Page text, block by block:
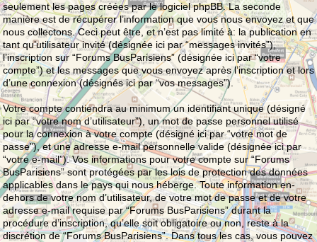
seulement les pages créées par le logiciel phpBB. La seconde
manière est de récupérer l’information que vous nous envoyez et que
nous collectons. Ceci peut être, et n’est pas limité à: la publication en
tant qu’utilisateur invité (désignée ici par “messages invités”),
l’inscription sur “Forums BusParisiens” (désignée ici par “votre
compte”) et les messages que vous envoyez après l’inscription et lors
d’une connexion (désignés ici par “vos messages”).
Votre compte contiendra au minimum un identifiant unique (désigné
ici par “votre nom d’utilisateur”), un mot de passe personnel utilisé
pour la connexion à votre compte (désigné ici par “votre mot de
passe”), et une adresse e-mail personnelle valide (désignée ici par
“votre e-mail”). Vos informations pour votre compte sur “Forums
BusParisiens” sont protégées par les lois de protection des données
applicables dans le pays qui nous héberge. Toute information en-
dehors de votre nom d’utilisateur, de votre mot de passe et de votre
adresse e-mail requise par “Forums BusParisiens” durant la
procédure d’inscription, qu’elle soit obligatoire ou non, reste à la
discrétion de “Forums BusParisiens”. Dans tous les cas, vous pouvez